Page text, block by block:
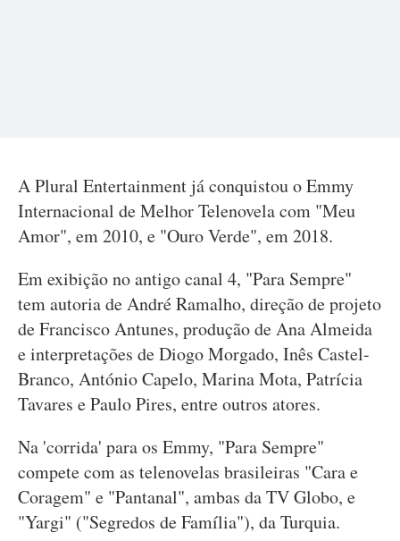
A Plural Entertainment já conquistou o Emmy
Internacional de Melhor Telenovela com "Meu
Amor", em 2010, e "Ouro Verde", em 2018.
Em exibição no antigo canal 4, "Para Sempre"
tem autoria de André Ramalho, direção de projeto
de Francisco Antunes, produção de Ana Almeida
e interpretações de Diogo Morgado, Inês Castel-
Branco, António Capelo, Marina Mota, Patrícia
Tavares e Paulo Pires, entre outros atores.
Na 'corrida' para os Emmy, "Para Sempre"
compete com as telenovelas brasileiras "Cara e
Coragem" e "Pantanal", ambas da TV Globo, e
"Yargi" ("Segredos de Família"), da Turquia.